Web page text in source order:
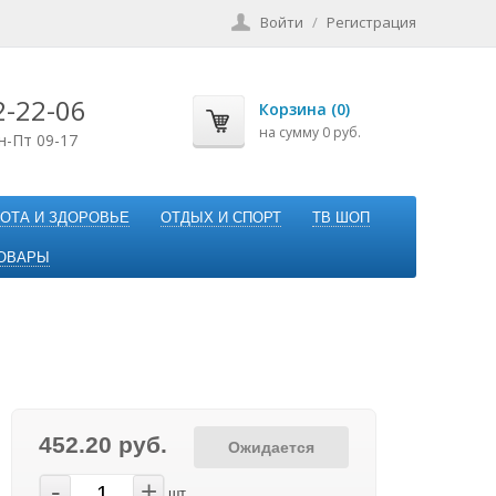
Войти / Регистрация
22-06
Пт 09-17
Корзина (0)
на сумму 0 руб.
И ЗДОРОВЬЕ ОТДЫХ И СПОРТ ТВ ШОП
452.20 руб. Ожидается